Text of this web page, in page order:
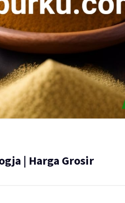
| Harga Grosir